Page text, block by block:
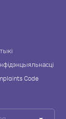
Code